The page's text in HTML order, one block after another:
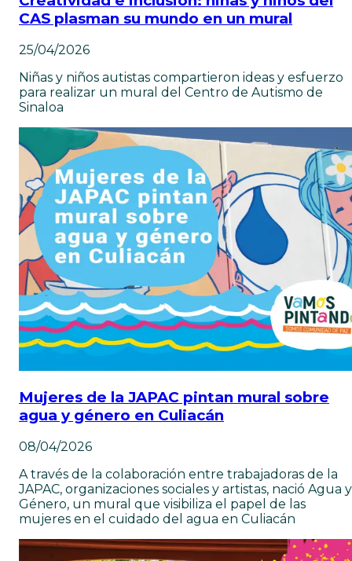
CAS plasman su mundo en un mural
25/04/2026
Niñas y niños autistas compartieron ideas y esfuerzo
para realizar un mural del Centro de Autismo de
Sinaloa
Mujeres de la JAPAC pintan mural sobre
agua y género en Culiacán
08/04/2026
A través de la colaboración entre trabajadoras de la
JAPAC, organizaciones sociales y artistas, nació Agua y
Género, un mural que visibiliza el papel de las
mujeres en el cuidado del agua en Culiacán